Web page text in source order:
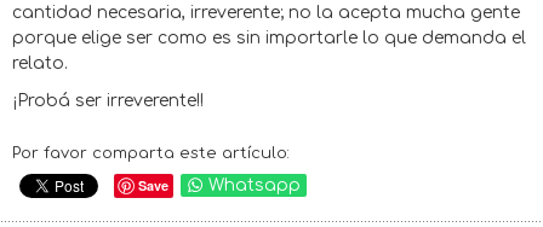
cantidad necesaria, irreverente; no la acepta mucha gente
porque elige ser como es sin importarle lo que demanda el
relato.
¡Probá ser irreverente!!
Por favor comparta este artículo:
Save Whatsapp